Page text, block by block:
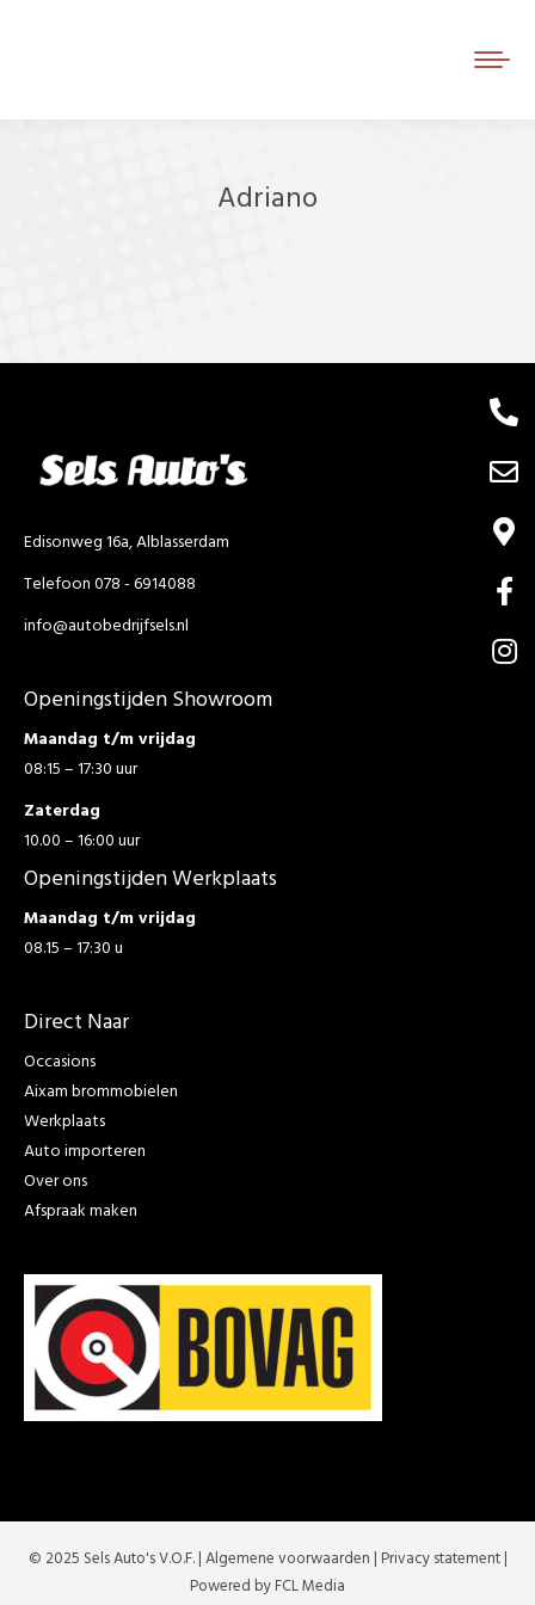
Adriano
Edisonweg 16a, Alblasserdam
Telefoon 078 - 6914088
info@autobedrijfsels.nl
Openingstijden Showroom
Maandag t/m vrijdag
08:15 – 17:30 uur
Zaterdag
10.00 – 16:00 uur
Openingstijden Werkplaats
Maandag t/m vrijdag
08.15 – 17:30 u
Direct Naar
Occasions
Aixam brommobielen
Werkplaats
Auto importeren
Over ons
Afspraak maken
© 2025 Sels Auto's V.O.F. |Algemene voorwaarden | Privacy statement|
Powered by FCL Media